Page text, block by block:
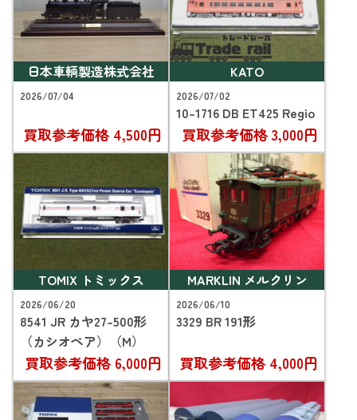
日本車輌製造株式会社
2026/07/04
買取参考価格 4,500円
KATO
2026/07/02
10-1716 DB ET425 Regio
買取参考価格3,000円
TOMIX トミックス
2026/06/20
8541 JR カヤ27-500形
（カシオペア）（M）
買取参考価格 6,000円
MARKLIN メルクリン
2026/06/10
3329 BR 191形
買取参考価格 4,000円